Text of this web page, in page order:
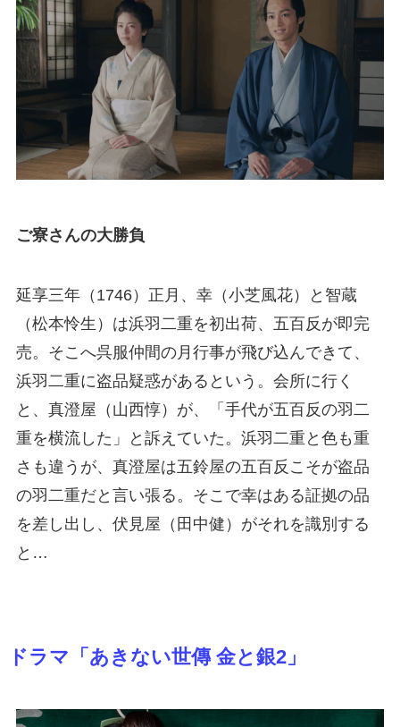
ご寮さんの大勝負
延享三年（1746）正月、幸（小芝風花）と智蔵
（松本怜生）は浜羽二重を初出荷、五百反が即完
売。そこへ呉服仲間の月行事が飛び込んできて、
浜羽二重に盗品疑惑があるという。会所に行く
と、真澄屋（山西惇）が、「手代が五百反の羽二
重を横流した」と訴えていた。浜羽二重と色も重
さも違うが、真澄屋は五鈴屋の五百反こそが盗品
の羽二重だと言い張る。そこで幸はある証拠の品
を差し出し、伏見屋（田中健）がそれを識別する
と…
ドラマ「あきない世傳 金と銀2」